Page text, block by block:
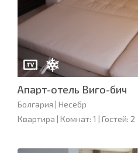
Апарт-отель Виго-бич
Болгария | Несебр
Квартира | Комнат: 1 | Гостей: 2